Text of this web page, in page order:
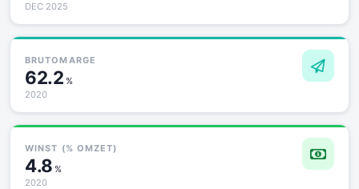
DEC 2025
BRUTOMARGE
62.2 %
2020
WINST (% OMZET)
4.8 %
2020